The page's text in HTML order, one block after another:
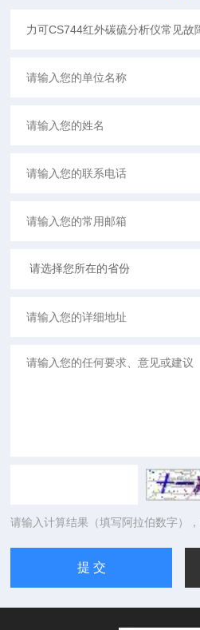
请输入计算结果（填写阿拉伯数字）